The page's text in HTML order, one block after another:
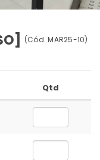
(Cód.MAR25-10)
Qtd